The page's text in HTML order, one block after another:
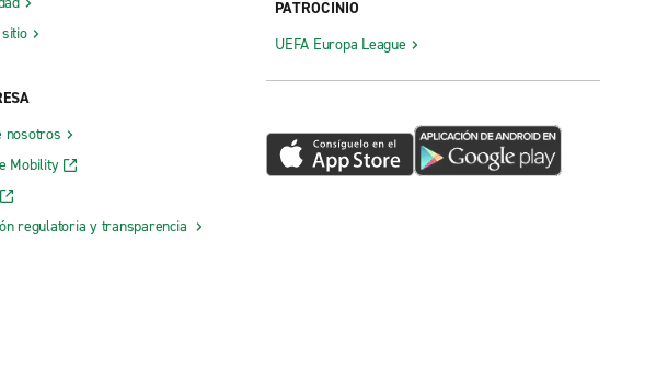
nosotros
Mobility
regulatoria y transparencia
PATROCINIO
UEFA Europa League